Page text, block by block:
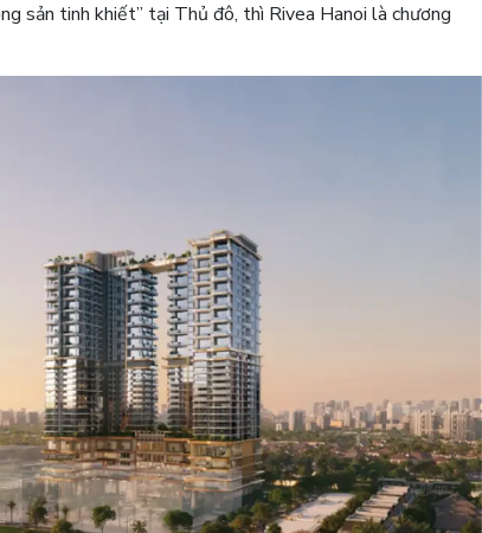
sản tinh khiết” tại Thủ đô, thì Rivea Hanoi là chương